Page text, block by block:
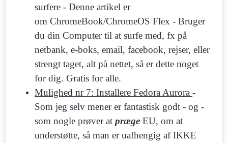
surfere - Denne artikel er
om ChromeBook/ChromeOS Flex - Bruger
du din Computer til at surfe med, fx på
netbank, e-boks, email, facebook, rejser, eller
strengt taget, alt på nettet, så er dette noget
for dig. Gratis for alle.
Mulighed nr 7: Installere Fedora Aurora -
Som jeg selv mener er fantastisk godt - og -
som nogle prøver at præge EU, om at
understøtte, så man er uafhengig af IKKE